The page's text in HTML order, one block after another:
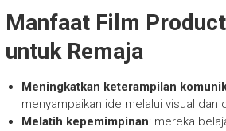
Manfaat Film
untuk Remaja
Meningkatkan keterampilan
menyampaikan ide melalui visual dan
Melatih kepemimpinan: mereka